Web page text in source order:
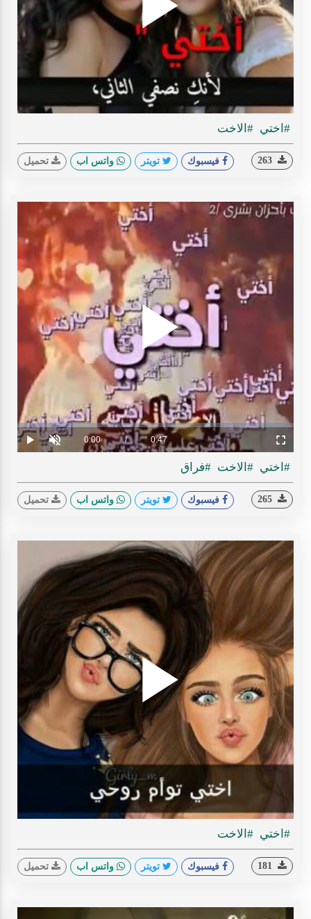
Play
#اختي #الاخت
فيسبوك تويتر واتس اب تحميل
Play
Play Unmute Current
0:00 / Duration
0:47
Loaded:
0%
Progress:
0%
Fullscreen
#اختي #الاخت #فراق
فيسبوك تويتر واتس اب تحميل
Play
#اختي #الاخت
فيسبوك تويتر واتس اب تحميل